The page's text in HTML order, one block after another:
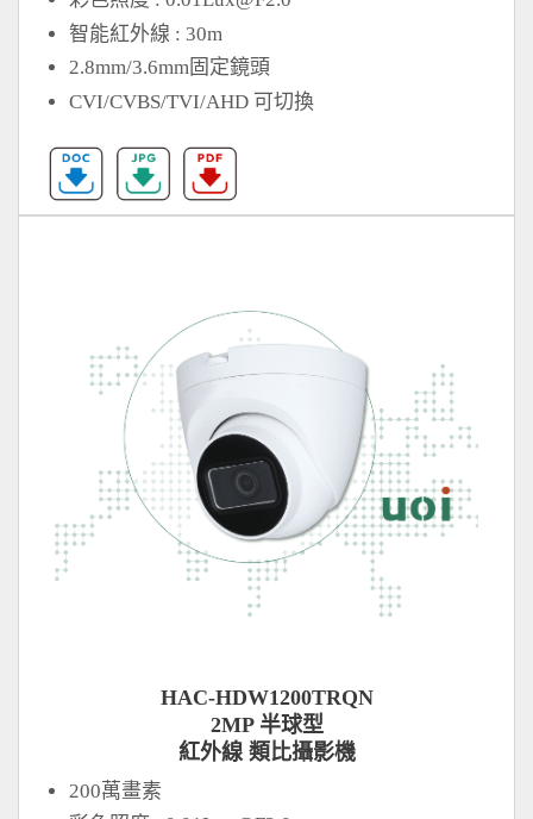
智能紅外線 : 30m
2.8mm/3.6mm固定鏡頭
CVI/CVBS/TVI/AHD 可切換
HAC-HDW1200TRQN
2MP 半球型
紅外線 類比攝影機
200萬畫素